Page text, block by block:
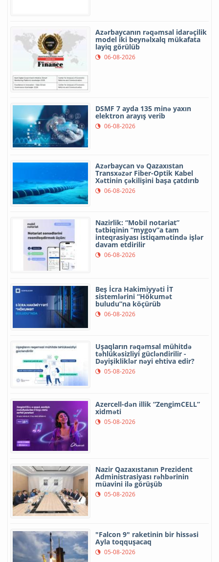
Azərbaycanın rəqəmsal idarəçilik
model iki beynəlxalq mükafata
layiq görülüb
06-08-2026
DSMF 7 ayda 135 minə yaxın
elektron arayış verib
06-08-2026
Azərbaycan və Qazaxıstan
Transxəzər Fiber-Optik Kabel
Xəttinin çəkilişini başa çatdırıb
06-08-2026
Nazirlik: “Mobil notariat”
tətbiqinin “mygov”a tam
inteqrasiyası istiqamətində işlər
davam etdirilir
06-08-2026
Beş İcra Hakimiyyəti İT
sistemlərini “Hökumət
buludu”na köçürüb
06-08-2026
Uşaqların rəqəmsal mühitdə
təhlükəsizliyi gücləndirilir -
Dəyişikliklər nəyi ehtiva edir?
05-08-2026
Azercell-dən illik “ZengimCELL”
xidməti
05-08-2026
Nazir Qazaxıstanın Prezident
Administrasiyası rəhbərinin
müavini ilə görüşüb
05-08-2026
"Falcon 9" raketinin bir hissəsi
Ayla toqquşacaq
05-08-2026